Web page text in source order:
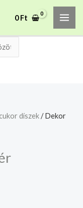
0Ft
díszek/ Dekor
Megértettem